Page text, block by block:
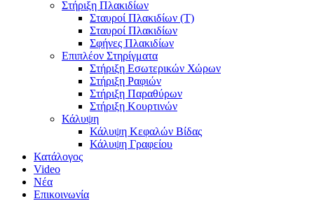
Στήριξη Πλακιδίων
Σταυροί Πλακιδίων (Τ)
Σταυροί Πλακιδίων
Σφήνες Πλακιδίων
Επιπλέον Στηρίγματα
Στήριξη Εσωτερικών Χώρων
Στήριξη Ραφιών
Στήριξη Παραθύρων
Στήριξη Κουρτινών
Κάλυψη
Κάλυψη Κεφαλών Βίδας
Κάλυψη Γραφείου
Κατάλογος
Video
Νέα
Επικοινωνία